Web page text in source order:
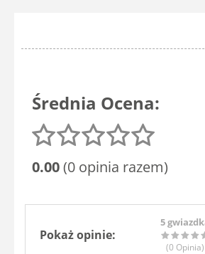
Średnia Ocena:
0.00(0 opinia razem)
Pokaż opinie:
5
(0 Opinia)